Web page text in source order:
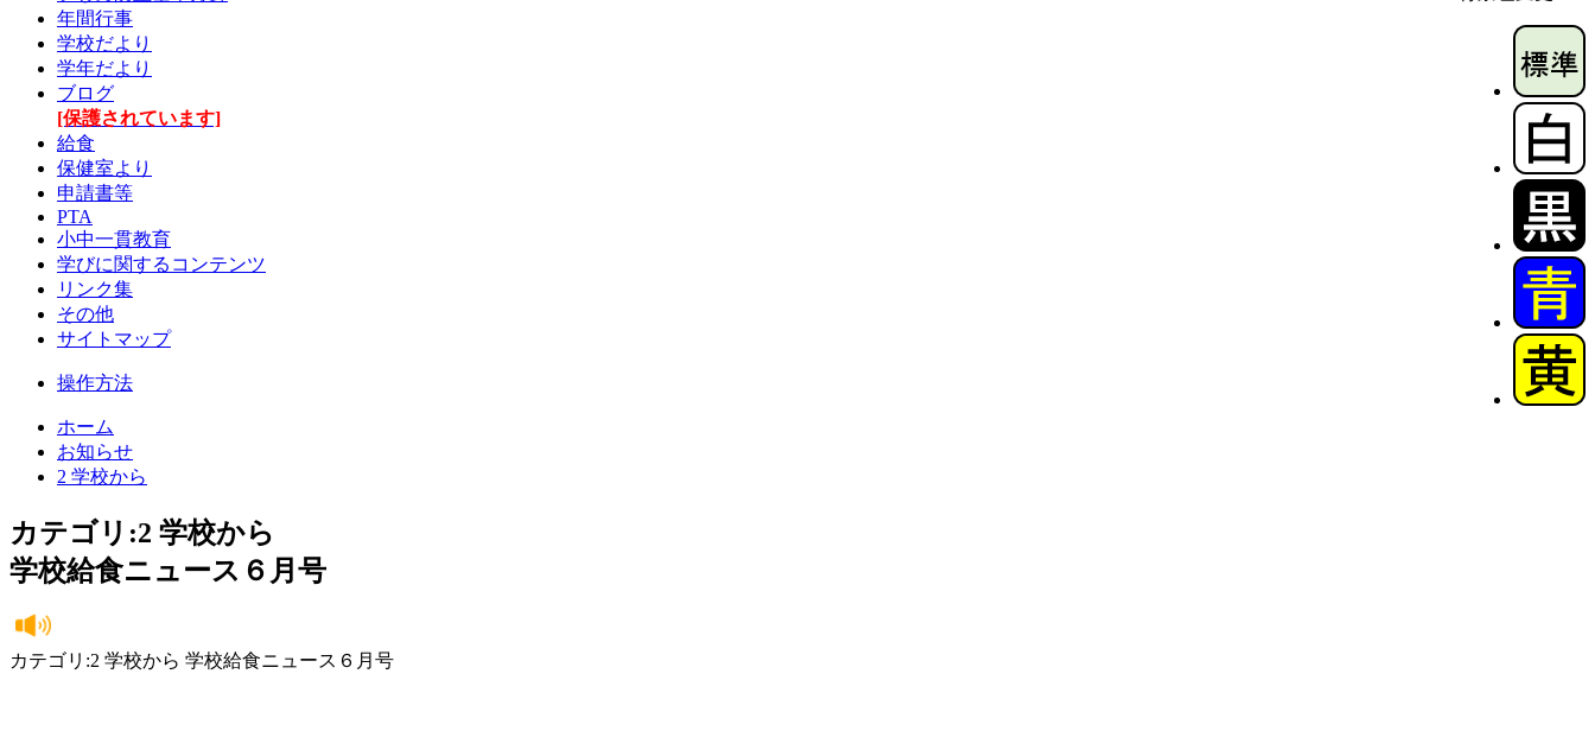
年間行事
学校だより
学年だより
ブログ
[保護されています]
給食
保健室より
申請書等
PTA
小中一貫教育
学びに関するコンテンツ
リンク集
その他
サイトマップ
操作方法
ホーム
お知らせ
2 学校から
カテゴリ:2 学校から
学校給食ニュース６月号
カテゴリ:2 学校から 学校給食ニュース６月号